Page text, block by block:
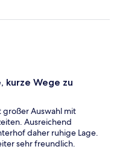
kurze Wege zu
Auswahl mit
Ausreichend
daher ruhige Lage.
sehr freundlich.